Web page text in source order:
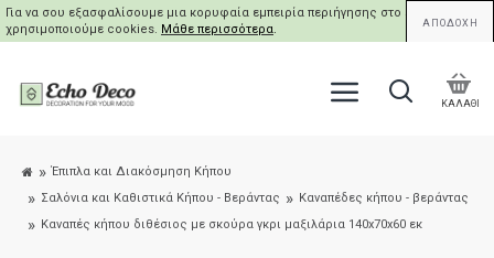
Για να σου εξασφαλίσουμε μια κορυφαία εμπειρία περιήγησης στο site μας,
χρησιμοποιούμε cookies. Μάθε περισσότερα. ΑΠΟΔΟΧΗ
ΚΑΛΑΘΙ
Έπιπλα και Διακόσμηση Κήπου
Σαλόνια και Καθιστικά Κήπου - Βεράντας
Καναπέδες κήπου - βεράντας
Καναπές κήπου διθέσιος με σκούρα γκρι μαξιλάρια 140x70x60 εκ